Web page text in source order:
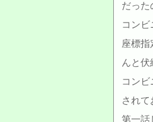
だった
コン
座標
んと伏
コン
されて
第一話